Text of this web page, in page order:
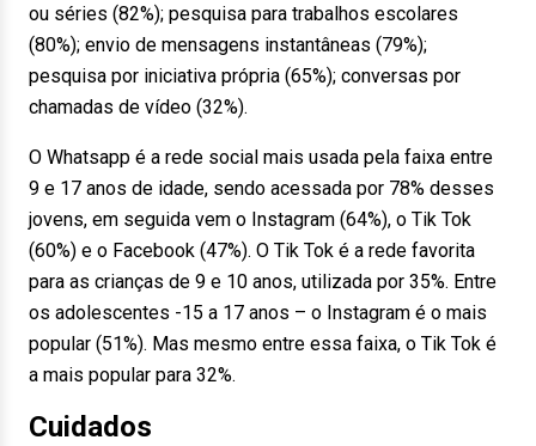
ou séries (82%); pesquisa para trabalhos escolares
(80%); envio de mensagens instantâneas (79%);
pesquisa por iniciativa própria (65%); conversas por
chamadas de vídeo (32%).
O Whatsapp é a rede social mais usada pela faixa entre
9 e 17 anos de idade, sendo acessada por 78% desses
jovens, em seguida vem o Instagram (64%), o Tik Tok
(60%) e o Facebook (47%). O Tik Tok é a rede favorita
para as crianças de 9 e 10 anos, utilizada por 35%. Entre
os adolescentes -15 a 17 anos – o Instagram é o mais
popular (51%). Mas mesmo entre essa faixa, o Tik Tok é
a mais popular para 32%.
Cuidados